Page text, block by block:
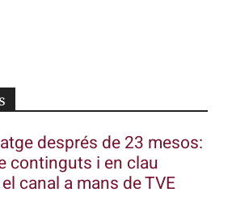
després de 23 mesos:
continguts i en clau
canal a mans de TVE